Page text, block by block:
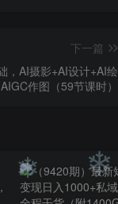
下一篇
，AI摄影+AI设计+AI绘
作图（59节课时）